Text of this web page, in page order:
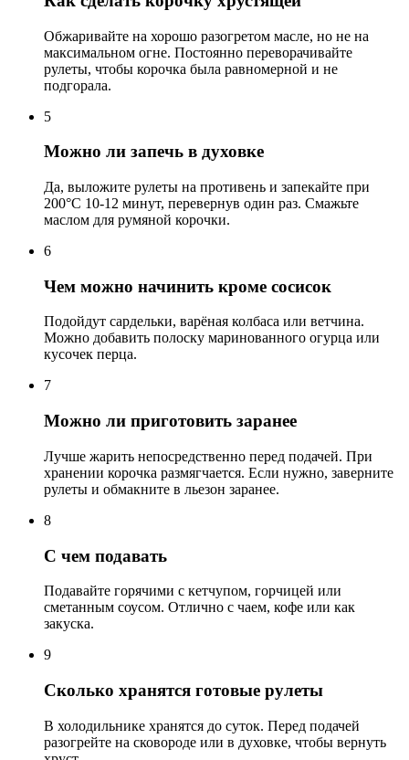
Обжаривайте на хорошо разогретом масле, но не на
максимальном огне. Постоянно переворачивайте
рулеты, чтобы корочка была равномерной и не
подгорала.
5
Можно ли запечь в духовке
Да, выложите рулеты на противень и запекайте при
200°C 10-12 минут, перевернув один раз. Смажьте
маслом для румяной корочки.
6
Чем можно начинить кроме сосисок
Подойдут сардельки, варёная колбаса или ветчина.
Можно добавить полоску маринованного огурца или
кусочек перца.
7
Можно ли приготовить заранее
Лучше жарить непосредственно перед подачей. При
хранении корочка размягчается. Если нужно, заверните
рулеты и обмакните в льезон заранее.
8
С чем подавать
Подавайте горячими с кетчупом, горчицей или
сметанным соусом. Отлично с чаем, кофе или как
закуска.
9
Сколько хранятся готовые рулеты
В холодильнике хранятся до суток. Перед подачей
разогрейте на сковороде или в духовке, чтобы вернуть